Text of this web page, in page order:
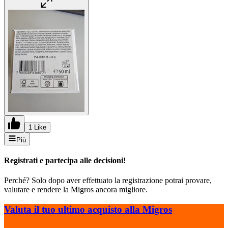
1 Like
Più
Registrati e partecipa alle decisioni!
Perché? Solo dopo aver effettuato la registrazione potrai provare,
valutare e rendere la Migros ancora migliore.
Valuta il tuo ultimo acquisto alla Migros